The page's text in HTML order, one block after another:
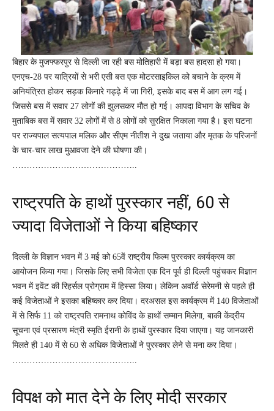
बिहार के मुजफ्फरपुर से दिल्ली जा रही बस मोतिहारी में बड़ा बस हादसा हो गया।
एनएच-28 पर यात्रियों से भरी एसी बस एक मोटरसाइकिल को बचाने के क्रम में
अनियंत्रित होकर सड़क किनारे गड्ढ़े में जा गिरी, इसके बाद बस में आग लग गई।
जिससे बस में सवार 27 लोगों की झुलसकर मौत हो गई। आपदा विभाग के सचिव के
मुताबिक बस में सवार 32 लोगों में से 8 लोगों को सुरक्षित निकाला गया है। इस घटना
पर राज्यपाल सत्यपाल मलिक और सीएम नीतीश ने दुख जताया और मृतक के परिजनों
के चार-चार लाख मुआवजा देने की घोषणा की।
……………………………………..
राष्ट्रपति के हाथों पुरस्कार नहीं, 60 से
ज्यादा विजेताओं ने किया बहिष्कार
दिल्ली के विज्ञान भवन में 3 मई को 65वें राष्ट्रीय फिल्म पुरस्कार कार्यक्रम का
आयोजन किया गया। जिसके लिए सभी विजेता एक दिन पूर्व ही दिल्ली पहुंचकर विज्ञान
भवन में इवेंट की रिहर्सल प्रोग्राम में हिस्सा लिया। लेकिन अवॉर्ड सेरेमनी से पहले ही
कई विजेताओं ने इसका बहिष्कार कर दिया। दरअसल इस कार्यक्रम में 140 विजेताओं
में से सिर्फ 11 को राष्ट्रपति रामनाथ कोविंद के हाथों सम्मान मिलेगा, बाकी केंद्रीय
सूचना एवं प्रसारण मंत्री स्मृति ईरानी के हाथों पुरस्कार दिया जाएगा। यह जानकारी
मिलते ही 140 में से 60 से अधिक विजेताओं ने पुरस्कार लेने से मना कर दिया।
……………………………………..
विपक्ष को मात देने के लिए मोदी सरकार